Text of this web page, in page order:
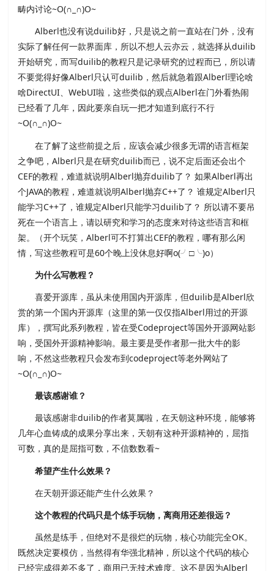
畴内讨论~O(∩_∩)O~
Alberl也没有说duilib好，只是说之前一直站在门外，没有
实际了解任何一款界面库，所以不想人云亦云，就选择从duilib
开始研究，而写duilib的教程只是记录研究的过程而已，所以请
不要觉得好像Alberl只认可duilib，然后就急着跟Alberl理论啥
啥DirectUI、WebUI啦，这些类似的观点Alberl在门外看热闹
已经看了几年，因此要亲自玩一把才知道到底行不行
~O(∩_∩)O~
在了解了这些前提之后，应该会减少很多无谓的语言框架
之争吧，Alberl只是在研究duilib而已，说不定后面还会出个
CEF的教程，难道就说明Alberl抛弃duilib了？ 如果Alberl再出
个JAVA的教程，难道就说明Alberl抛弃C++了？ 谁规定Alberl只
能学习C++了，谁规定Alberl只能学习duilib了？ 所以请不要吊
死在一个语言上，请以研究和学习的态度来对待这些语言和框
架。（开个玩笑，Alberl可不打算出CEF的教程，哪有那么闲
情，写这些教程可是60个晚上没休息好啊o(╯□╰)o）
为什么写教程？
喜爱开源库，虽从未使用国内开源库，但duilib是Alberl欣
赏的第一个国内开源库（这里的第一仅仅指Alberl用过的开源
库），撰写此系列教程，皆在受Codeproject等国外开源网站影
响，受国外开源精神影响。最主要是受作者那一批大牛的影
响，不然这些教程只会发布到codeproject等老外网站了
~O(∩_∩)O~
最该感谢谁？
最该感谢非duilib的作者莫属啦，在天朝这种环境，能够将
几年心血铸成的成果分享出来，天朝有这种开源精神的，屈指
可数，真的是屈指可数，不信数数看~
希望产生什么效果？
在天朝开源还能产生什么效果？
这个教程的代码只是个练手玩物，离商用还差很远？
虽然是练手，但绝对不是很烂的玩物，核心功能完全OK。
既然决定要模仿，当然得有华强北精神，所以这个代码的核心
已经完成得差不多了，商用已无技术难度。这不是因为Alberl